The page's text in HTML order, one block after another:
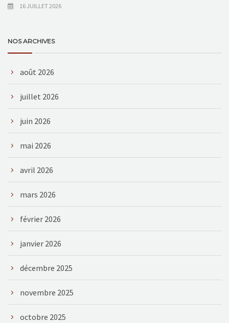
16 JUILLET 2026
NOS ARCHIVES
août 2026
juillet 2026
juin 2026
mai 2026
avril 2026
mars 2026
février 2026
janvier 2026
décembre 2025
novembre 2025
octobre 2025